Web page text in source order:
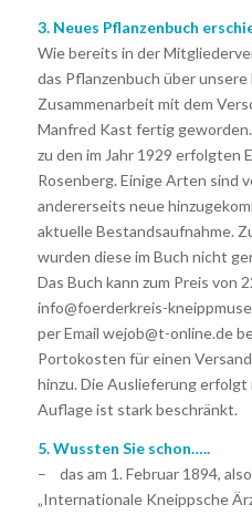
3. Neues Pflanzenbuch
Wie bereits in der
das Pflanzenbuch über
Zusammenarbeit mit dem
Manfred Kast fertig
zu den im Jahr 1929 erfolgten
Rosenberg. Einige Arten sind
andererseits neue
aktuelle Bestandsaufnahme.
wurden diese im Buch nicht
Das Buch kann zum Preis von
info@foerderkreis-
per Email wejob@t-online.de
Portokosten für einen
hinzu. Die Auslieferung erfolgt
Auflage ist stark beschränkt.
5. Wussten Sie schon…..
– das am 1. Februar 1894,
„Internationale Kneippsche